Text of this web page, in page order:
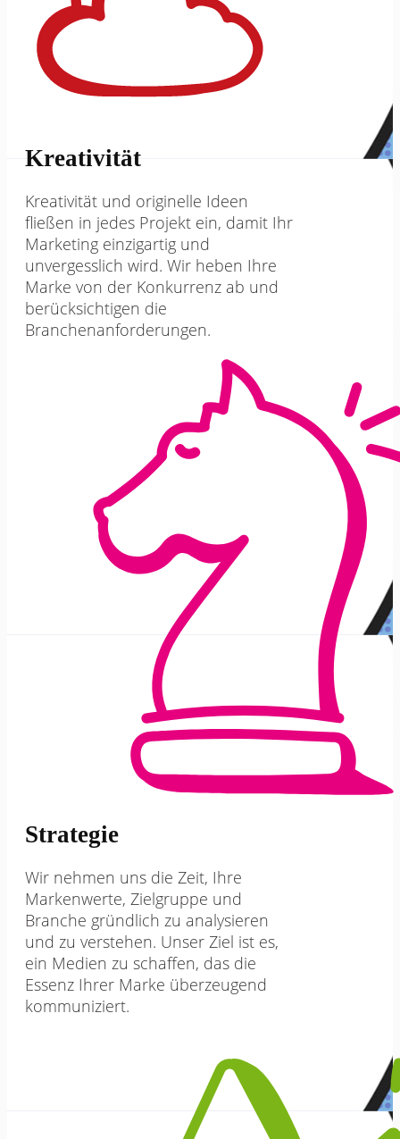
Kreativität
Kreativität und originelle Ideen
fließen in jedes Projekt ein, damit Ihr
Marketing einzigartig und
unvergesslich wird. Wir heben Ihre
Marke von der Konkurrenz ab und
berücksichtigen die
Branchenanforderungen.
Strategie
Wir nehmen uns die Zeit, Ihre
Markenwerte, Zielgruppe und
Branche gründlich zu analysieren
und zu verstehen. Unser Ziel ist es,
ein Medien zu schaffen, das die
Essenz Ihrer Marke überzeugend
kommuniziert.